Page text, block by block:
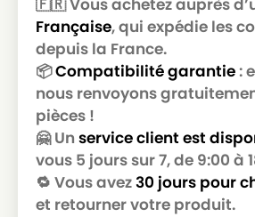
LG-
GOLDSTAR
LG-GOLDSTAR T
LG-
GOLDSTAR
LG-GOLDSTAR T
LG-
GOLDSTAR
LG-GOLDSTAR T
LG-
GOLDSTAR
LG-GOLDSTAR T
🇫🇷 Vous achetez auprès
Française, qui expédie les
depuis la France.
📦Compatibilité garantie:
nous renvoyons
pièces !
🤗 Un service client est
vous 5 jours sur 7, de 9:00 à
🔁 Vous avez30 jours pour
et retourner votre produit.